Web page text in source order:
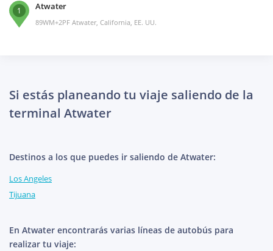
1 Atwater
89WM+2PF Atwater, California, EE. UU.
Si estás planeando tu viaje saliendo de la
terminal Atwater
Destinos a los que puedes ir saliendo de Atwater:
Los Angeles
Tijuana
En Atwater encontrarás varias líneas de autobús para
realizar tu viaje: